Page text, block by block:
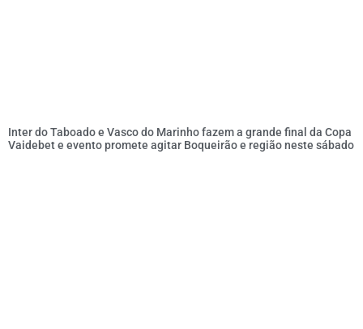
Inter do Taboado e Vasco do Marinho fazem a grande final da Copa
Vaidebet e evento promete agitar Boqueirão e região neste sábado